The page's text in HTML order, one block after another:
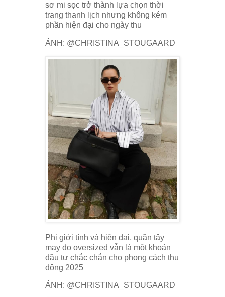
sơ mi sọc trở thành lựa chọn thời
trang thanh lịch nhưng không kém
phần hiện đại cho ngày thu
ẢNH: @CHRISTINA_STOUGAARD
Phi giới tính và hiện đại, quần tây
may đo oversized vẫn là một khoản
đầu tư chắc chắn cho phong cách thu
đông 2025
ẢNH: @CHRISTINA_STOUGAARD